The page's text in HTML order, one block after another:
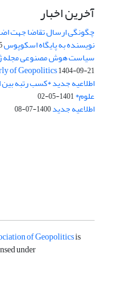
آخرین اخبار
چگونگی ارسال تقاضا جهت
نویسنده به پایگاه اسکوپوس
سیاست هوش مصنوعی مجله
of Geopolitics1404-09-21
اطلاعیه جدید *کسب رتبه
علوم*1401-05-02
اطلاعیه جدید1400-07-08
of Geopoliticsis
under